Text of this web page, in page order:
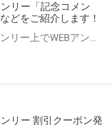
リー「記念コメン
どをご紹介します！
とらのあなWEBオンリー上でWEBアンソロジーが作成できる「記念コメント」について、その使い方や作成手順を解説します！ 支援タイプを「サークル参加型」「サークル参加型・マルシェ(イベント会場)機能付き」でお申し込みいただいている主催者様はぜひご活用ください♪ とらのあなWEBオンリーサイトはこちら
リー 割引クーポン発